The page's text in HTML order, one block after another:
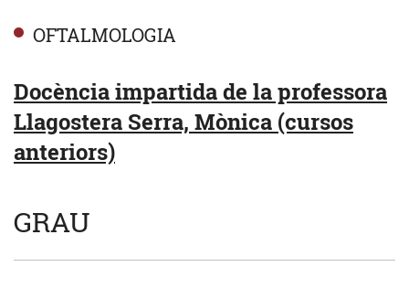
OFTALMOLOGIA
Docència impartida de la professora
Llagostera Serra, Mònica (cursos
anteriors)
GRAU